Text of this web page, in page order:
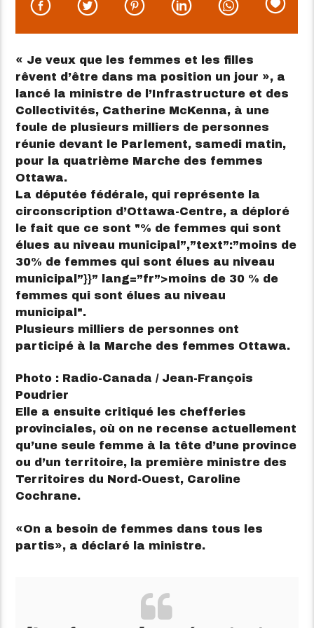
« Je veux que les femmes et les filles
rêvent d’être dans ma position un jour », a
lancé la ministre de l’Infrastructure et des
Collectivités, Catherine McKenna, à une
foule de plusieurs milliers de personnes
réunie devant le Parlement, samedi matin,
pour la quatrième Marche des femmes
Ottawa.
La députée fédérale, qui représente la
circonscription d’Ottawa-Centre, a déploré
le fait que ce sont
% de femmes qui sont
élues au niveau municipal”,”text”:”moins de
30% de femmes qui sont élues au niveau
municipal”}}” lang=”fr”>moins de 30 % de
femmes qui sont élues au niveau
municipal
.
Plusieurs milliers de personnes ont
participé à la Marche des femmes Ottawa.
Photo : Radio-Canada / Jean-François
Poudrier
Elle a ensuite critiqué les chefferies
provinciales, où on ne recense actuellement
qu’une seule femme à la tête d’une province
ou d’un territoire, la première ministre des
Territoires du Nord-Ouest, Caroline
Cochrane.
On a besoin de femmes dans tous les
partis
, a déclaré la ministre.